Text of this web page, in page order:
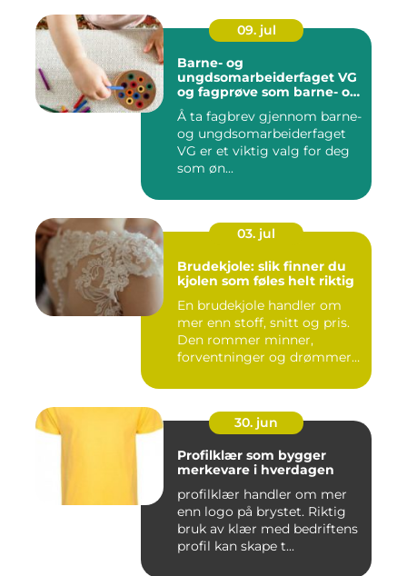
09. jul
Barne- og
ungdsomarbeiderfaget VG
og fagprøve som barne- og
ungdomsarbeider
Å ta fagbrev gjennom barne-
og ungdsomarbeiderfaget
VG er et viktig valg for deg
som øn...
03. jul
Brudekjole: slik finner du
kjolen som føles helt riktig
En brudekjole handler om
mer enn stoff, snitt og pris.
Den rommer minner,
forventninger og drømmer
30. jun
Profilklær som bygger
merkevare i hverdagen
profilklær handler om mer
enn logo på brystet. Riktig
bruk av klær med bedriftens
profil kan skape t...